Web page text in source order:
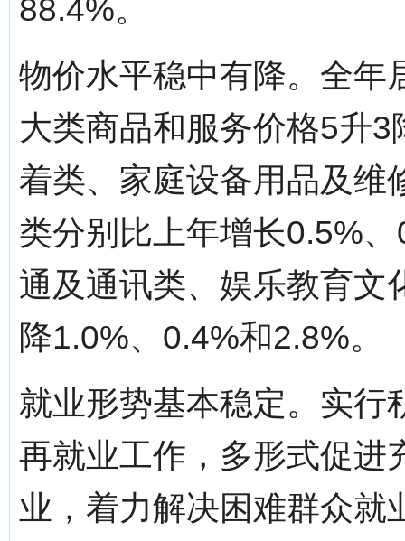
88.4%。
物价水平稳中有降。全年
大类商品和服务价格5升
着类、家庭设备用品及维
类分别比上年增长0.5%
通及通讯类、娱乐教育文
降1.0%、0.4%和2.8%。
就业形势基本稳定。实行
再就业工作，多形式促进
业，着力解决困难群众就